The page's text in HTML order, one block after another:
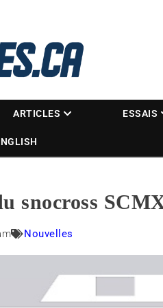
ARTICLES ESSAIS
snocross
Nouvelles